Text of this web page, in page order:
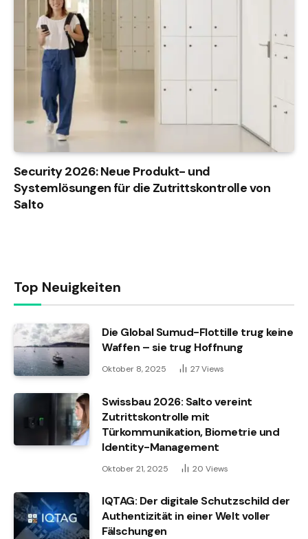
Security 2026: Neue Produkt- und
Systemlösungen für die Zutrittskontrolle von
Salto
Top Neuigkeiten
Die Global Sumud-Flottille trug keine
Waffen – sie trug Hoffnung
Oktober 8, 2025 27Views
Swissbau 2026: Salto vereint
Zutrittskontrolle mit
Türkommunikation, Biometrie und
Identity-Management
Oktober 21, 2025 20 Views
IQTAG: Der digitale Schutzschild der
Authentizität in einer Welt voller
Fälschungen